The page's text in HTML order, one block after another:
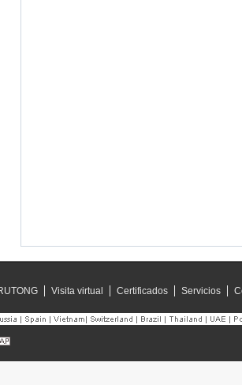
Visita virtual Certificados Servicios